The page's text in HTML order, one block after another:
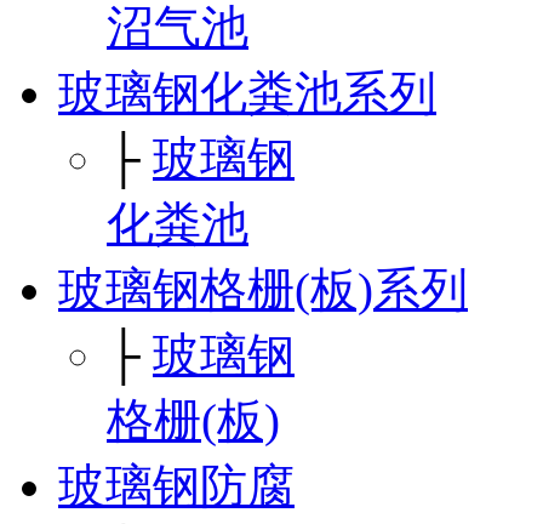
沼气池
玻璃钢化粪池系列
├ 玻璃钢
化粪池
玻璃钢格栅(板)系列
├ 玻璃钢
格栅(板)
玻璃钢防腐